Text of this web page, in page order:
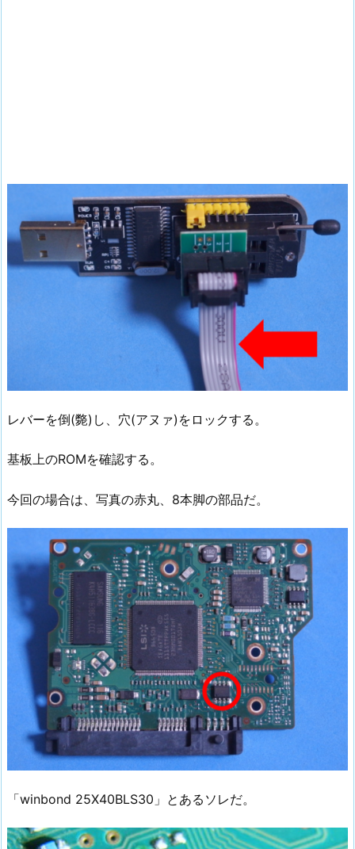
レバーを倒(斃)し、穴(アヌァ)をロックする。
基板上のROMを確認する。
今回の場合は、写真の赤丸、8本脚の部品だ。
「winbond 25X40BLS30」とあるソレだ。